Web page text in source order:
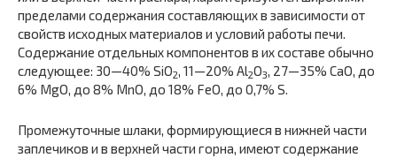
пределами содержания составляющих в зависимости от
свойств исходных материалов и условий работы печи.
Содержа­ние отдельных компонентов в их составе обычно
следующее: 30—40% SiO2, 11—20% Al2O3, 27—35% СаО, до
6% MgO, до 8% MnО, до 18% FeO, до 0,7% S.
Промежуточные шлаки, формирующиеся в нижней части
заплечиков и в верхней части горна, имеют содержание